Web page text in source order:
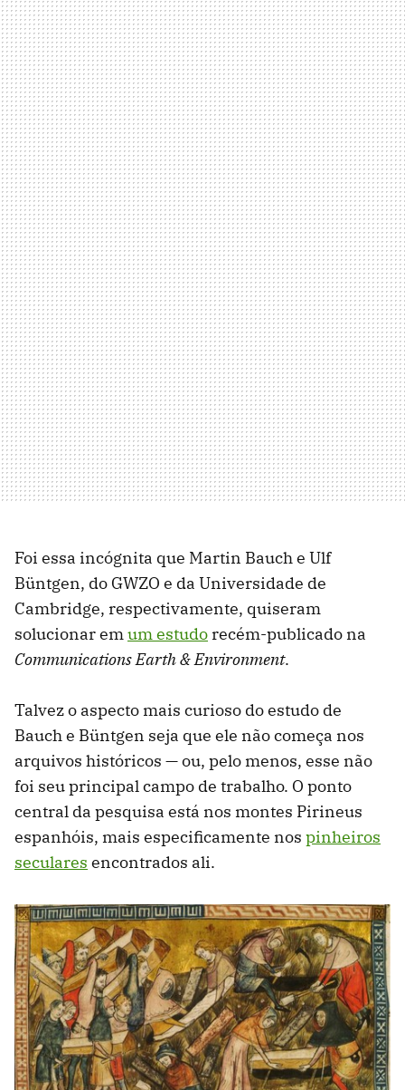
Foi essa incógnita que Martin Bauch e Ulf
Büntgen, do GWZO e da Universidade de
Cambridge, respectivamente, quiseram
solucionar emum estudo recém-publicado na
Communications Earth & Environment.
Talvez o aspecto mais curioso do estudo de
Bauch e Büntgen seja que ele não começa nos
arquivos históricos — ou, pelo menos, esse não
foi seu principal campo de trabalho. O ponto
central da pesquisa está nos montes Pirineus
espanhóis, mais especificamente nos pinheiros
seculares encontrados ali.